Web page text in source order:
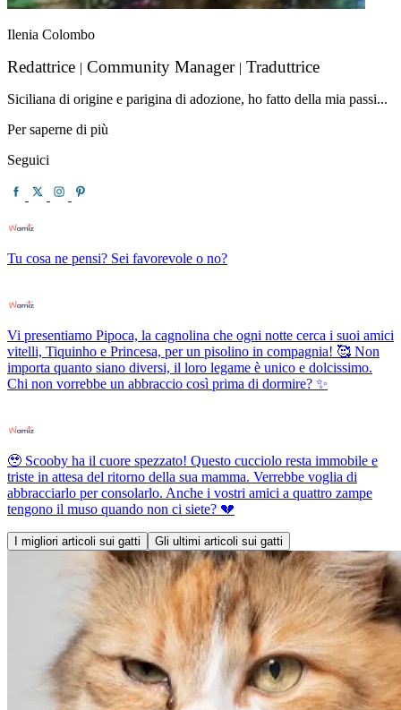
Ilenia Colombo
Redattrice | Community Manager | Traduttrice
Siciliana di origine e parigina di adozione, ho fatto della mia passi...
Per saperne di più
Seguici
Tu cosa ne pensi? Sei favorevole o no?
Vi presentiamo Pipoca, la cagnolina che ogni notte cerca i suoi amici
vitelli, Tiquinho e Princesa, per un pisolino in compagnia! 🥰 Non
importa quanto siano diversi, il loro legame è unico e dolcissimo.
Chi non vorrebbe un abbraccio così prima di dormire? ✨
🥹 Scooby ha il cuore spezzato! Questo cucciolo resta immobile e
triste in attesa del ritorno della sua mamma. Verrebbe voglia di
abbracciarlo per consolarlo. Anche i vostri amici a quattro zampe
tengono il muso quando non ci siete? 💔
I migliori articoli sui gatti Gli ultimi articoli sui gatti